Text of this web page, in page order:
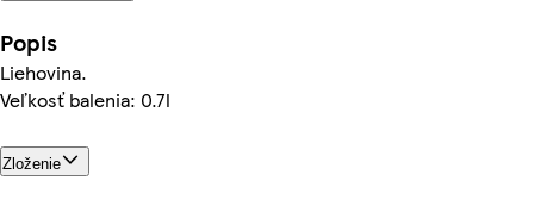
Popis
Liehovina.
Veľkosť balenia: 0.7l
Zloženie